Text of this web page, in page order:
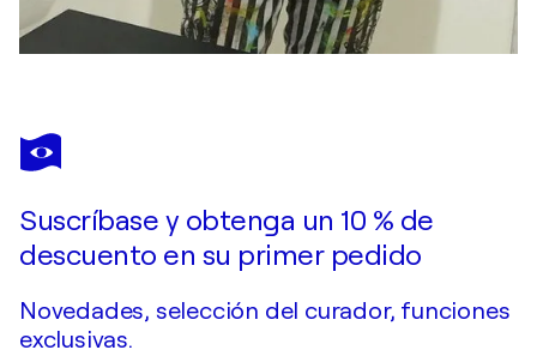
Suscríbase y obtenga un 10 % de
descuento en su primer pedido
Novedades, selección del curador, funciones
exclusivas.